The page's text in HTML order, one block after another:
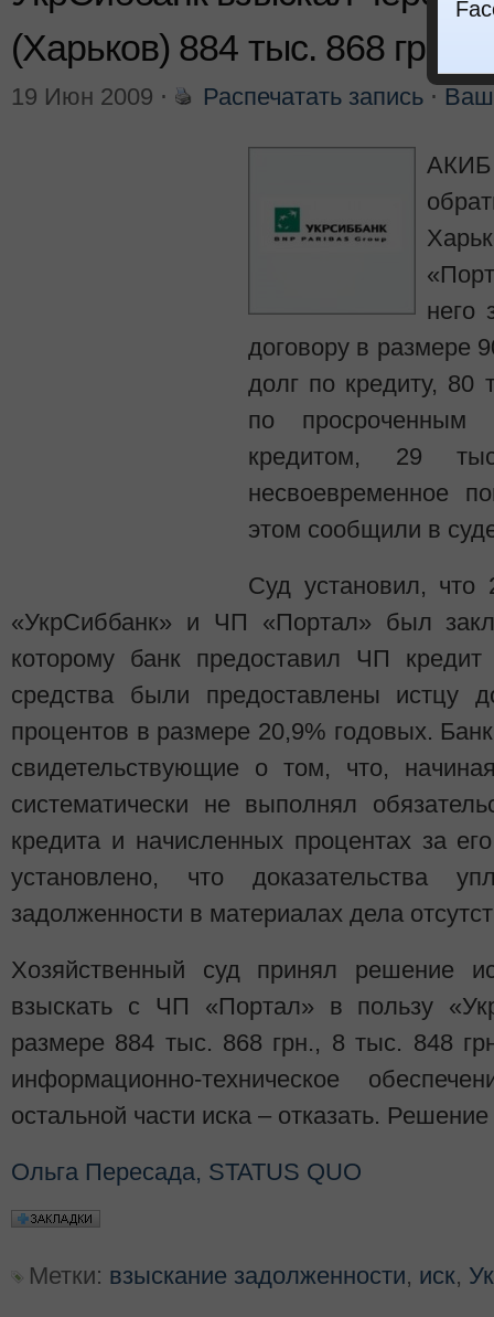
(Харьков) 884 тыс. 868 грн.
19 Июн 2009 ⋅ Распечатать запись ⋅
него
договору в размере
долг по кредиту, 80
по просроченным
кредитом, 29
несвоевременное
этом сообщили в
Суд установил,
«УкрСиббанк» и ЧП «Портал» был
которому банк предоставил ЧП
средства были предоставлены
процентов в размере 20,9% годовых.
свидетельствующие о том, что,
систематически не выполнял
кредита и начисленных процентах за
установлено, что доказательства
задолженности в материалах дела
Хозяйственный суд принял решение
взыскать с ЧП «Портал» в пользу
размере 884 тыс. 868 грн., 8 тыс. 848
информационно-техническое
остальной части иска – отказать.
Ольга Пересада, STATUS QUO
Метки: взыскание задолженности, иск,